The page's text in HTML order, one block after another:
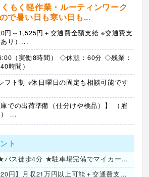
もく軽作業・ルーティンワーク
で暑い日も寒い日も...
円～1,525円＋交通費全額支給 ※交通費支
り）...
（実働8時間） ◇休憩：60分 ◇残業：
時間）
フト制 ※休日曜日の固定も相談可能です
庫での出荷準備（仕分けや検品）】 （雇
...
ト
【那覇市】★バス徒歩4分 ★駐車場完備でマイカー通勤もOK！
【高時給1,220円】月収21万円以上可能＋交通費支給！